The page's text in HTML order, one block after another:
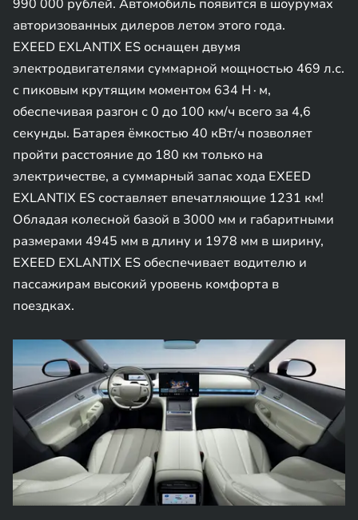
990 000 рублей. Автомобиль появится в шоурумах
авторизованных дилеров летом этого года.
EXEED EXLANTIX ES оснащен двумя
электродвигателями суммарной мощностью 469 л.с.
с пиковым крутящим моментом 634 Н∙м,
обеспечивая разгон с 0 до 100 км/ч всего за 4,6
секунды. Батарея ёмкостью 40 кВт/ч позволяет
пройти расстояние до 180 км только на
электричестве, а суммарный запас хода EXEED
EXLANTIX ES составляет впечатляющие 1231 км!
Обладая колесной базой в 3000 мм и габаритными
размерами 4945 мм в длину и 1978 мм в ширину,
EXEED EXLANTIX ES обеспечивает водителю и
пассажирам высокий уровень комфорта в
поездках.